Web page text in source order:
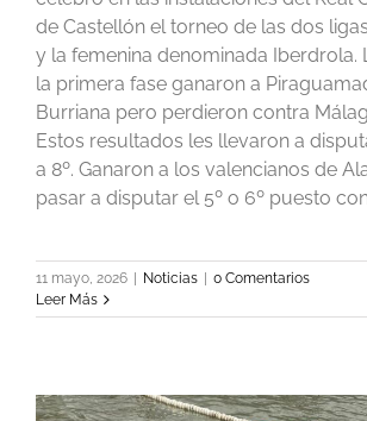
de Castellón el torneo de las dos
y la femenina denominada Iberdrola.
la primera fase ganaron a
Burriana pero perdieron contra
Estos resultados les llevaron a
a 8º. Ganaron a los valencianos de
pasar a disputar el 5º o 6º puesto
11 mayo, 2026 Noticias
0 Comentarios
Leer Más